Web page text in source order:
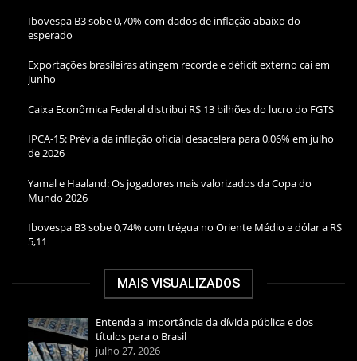
Ibovespa B3 sobe 0,70% com dados de inflação abaixo do
esperado
Exportações brasileiras atingem recorde e déficit externo cai em
junho
Caixa Econômica Federal distribui R$ 13 bilhões do lucro do FGTS
IPCA-15: Prévia da inflação oficial desacelera para 0,06% em julho
de 2026
Yamal e Haaland: Os jogadores mais valorizados da Copa do
Mundo 2026
Ibovespa B3 sobe 0,74% com trégua no Oriente Médio e dólar a R$
5,11
MAIS VISUALIZADOS
Entenda a importância da dívida pública e dos
títulos para o Brasil
julho 27, 2026